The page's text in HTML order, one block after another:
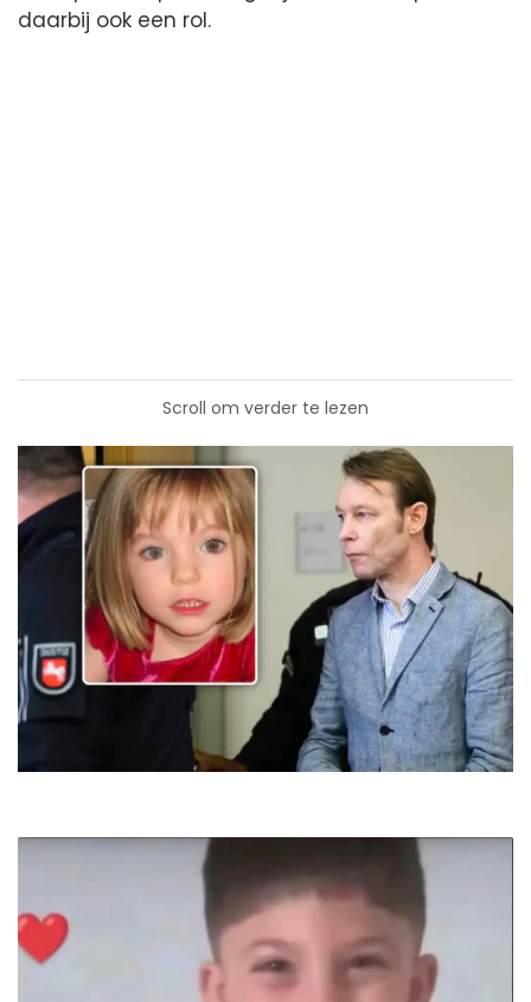
daarbij ook een rol.
Scroll om verder te lezen